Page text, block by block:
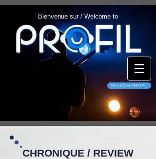
Bienvenue sur / Welcome to
SEARCH PROFIL
CHRONIQUE / REVIEW